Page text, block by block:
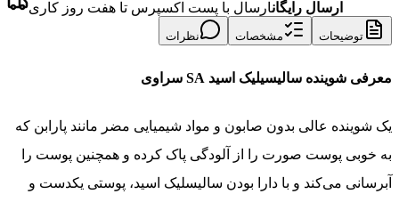
ارسال رایگانارسال با پست اکسپرس تا هفت روز کاری
توضیحات مشخصات نظرات
معرفی شوینده سالیسیلیک اسید SA سراوی
یک شوینده عالی بدون صابون و مواد شیمیایی مضر مانند پارابن که
به خوبی پوست صورت را از آلودگی پاک کرده و همچنین پوست را
آبرسانی می‌کند و با دارا بودن سالیسلیک اسید، پوستی یکدست و